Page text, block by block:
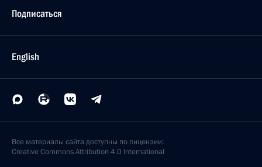
Подписаться
English
Все материалы сайта доступны по лицензии:
Creative Commons Attribution 4.0 International